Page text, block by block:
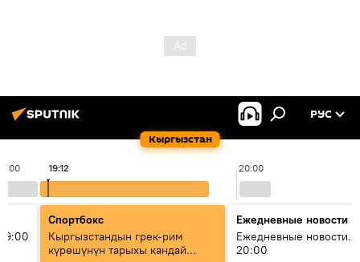
Кыргызстан
РУС
20:00
19:12
Спортбокс
Кыргызстандын грек-рим
күрөшүнүн тарыхы кандай
Ежедневные новости
Ежедневные новости.
20:00